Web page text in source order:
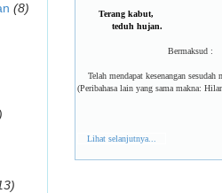
(8)
Terang kabut,
teduh hujan.
Bermaksud :
Telah mendapat kesenangan sesudah
(Peribahasa lain yang sama makna:
Lihat selanjutnya...